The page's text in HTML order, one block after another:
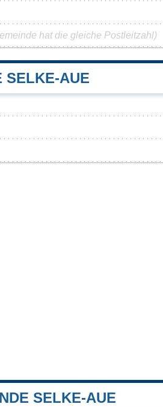
hat die gleiche Postleitzahl)
SELKE-AUE
SELKE-AUE